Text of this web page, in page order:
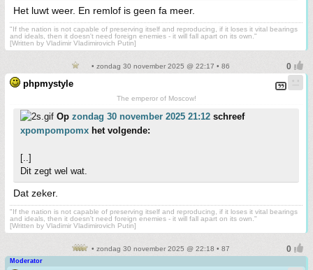
Het luwt weer. En remlof is geen fa meer.
"If the nation is not capable of preserving itself and reproducing, if it loses it vital bearings
and ideals, then it doesn't need foreign enemies - it will fall apart on its own."
[Written by Vladimir Vladimirovich Putin]
• zondag 30 november 2025 @ 22:17 • 86
phpmystyle
The emperor of Moscow!
Op zondag 30 november 2025 21:12 schreef
xpompompomx het volgende:
[..]
Dit zegt wel wat.
Dat zeker.
"If the nation is not capable of preserving itself and reproducing, if it loses it vital bearings
and ideals, then it doesn't need foreign enemies - it will fall apart on its own."
[Written by Vladimir Vladimirovich Putin]
• zondag 30 november 2025 @ 22:18 • 87
Moderator